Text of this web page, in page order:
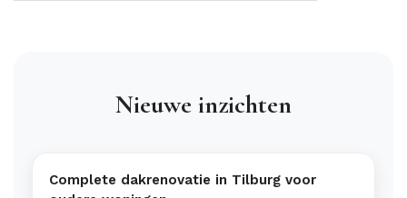
Nieuwe inzichten
Complete dakrenovatie in Tilburg voor